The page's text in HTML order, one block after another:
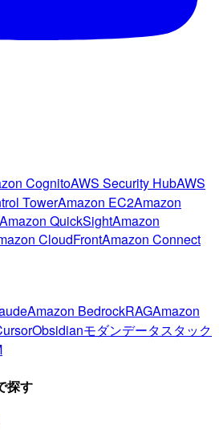
CognitoAWS Security HubAWS
TowerAmazon EC2Amazon
Amazon QuickSightAmazon
CloudFrontAmazon Connect
Amazon BedrockRAGAmazon
Obsidianモダンデータスタック
探す